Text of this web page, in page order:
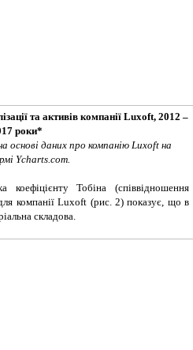
та активів компанії Luxoft, 2012 –
роки*
основі даних про компанію Luxoftна
Ycharts.com.
Тобіна (співвідношення
для компанії Luxoft (рис. 2) показує, що в
складова.